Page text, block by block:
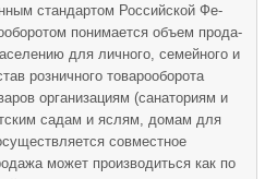
стандартом Российской Фе­
понимается объем прода­
для личного, семейного и
розничного товарооборота
организациям (санаториям и
садам и яслям, домам для
совместное
может производиться как по